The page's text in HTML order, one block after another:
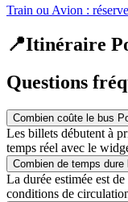
Train ou Avion :
📍Itinéraire
Questions
Combien coûte le bus
Les billets débutent à
temps réel avec le
Combien de temps
La durée estimée est
conditions de